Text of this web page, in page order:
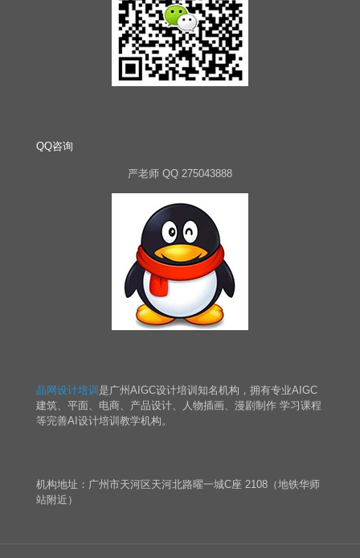
QQ咨询
严老师 QQ 275043888
晶网设计培训 是广州AIGC设计培训知名机构，拥有专业AIGC
建筑、平面、电商、产品设计、人物插画、漫剧制作 学习课程
等完善AI设计培训教学机构。
机构地址：广州市天河区天河北路曜一城C座 2108（地铁华师
站附近）